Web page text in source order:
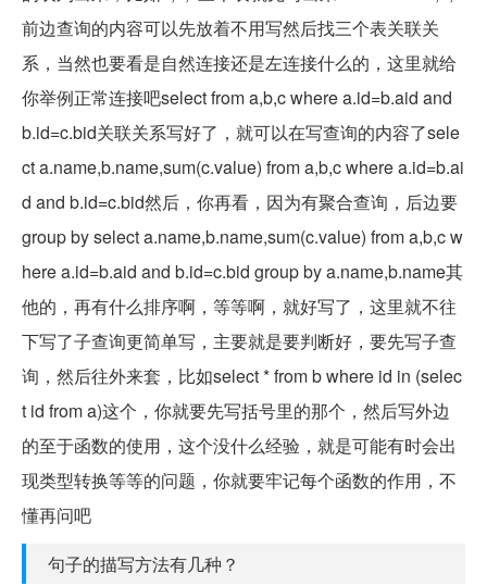
前边查询的内容可以先放着不用写然后找三个表关联关
系，当然也要看是自然连接还是左连接什么的，这里就给
你举例正常连接吧select from a,b,c where a.id=b.aid and
b.id=c.bid关联关系写好了，就可以在写查询的内容了sele
ct a.name,b.name,sum(c.value) from a,b,c where a.id=b.ai
d and b.id=c.bid然后，你再看，因为有聚合查询，后边要
group by select a.name,b.name,sum(c.value) from a,b,c w
here a.id=b.aid and b.id=c.bid group by a.name,b.name其
他的，再有什么排序啊，等等啊，就好写了，这里就不往
下写了子查询更简单写，主要就是要判断好，要先写子查
询，然后往外来套，比如select * from b where id in (selec
t id from a)这个，你就要先写括号里的那个，然后写外边
的至于函数的使用，这个没什么经验，就是可能有时会出
现类型转换等等的问题，你就要牢记每个函数的作用，不
懂再问吧
句子的描写方法有几种？